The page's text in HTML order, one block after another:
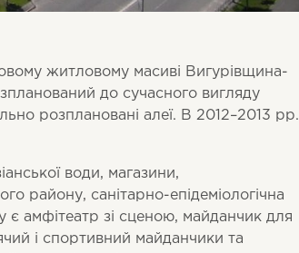
житловому масиві Вигурівщина-
до сучасного вигляду
розплановані алеї. В 2012–2013 рр.
води, магазини,
району, санітарно-епідеміологічна
є амфітеатр зі сценою, майданчик для
і спортивний майданчики та